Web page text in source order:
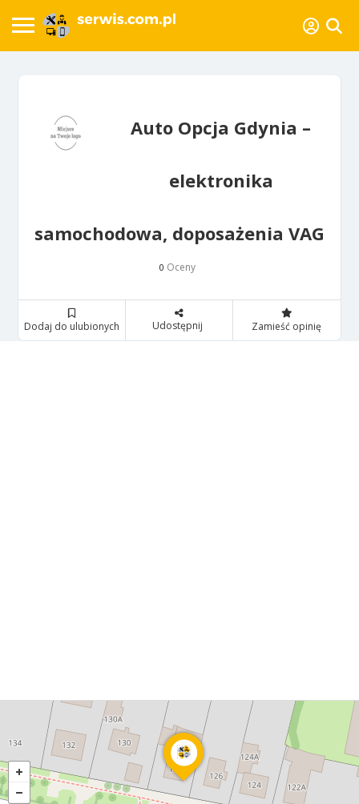
Auto Opcja Gdynia –
elektronika
samochodowa, doposażenia VAG
0 Oceny
Dodaj do ulubionych Udostępnij Zamieść opinię